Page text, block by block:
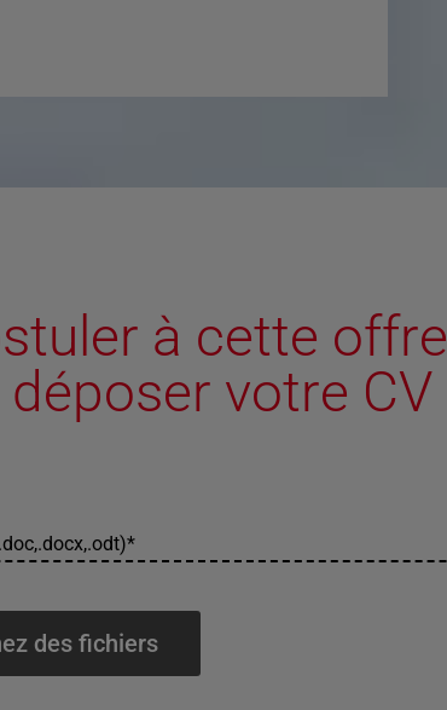
à cette offre
déposer votre CV
*
des fichiers